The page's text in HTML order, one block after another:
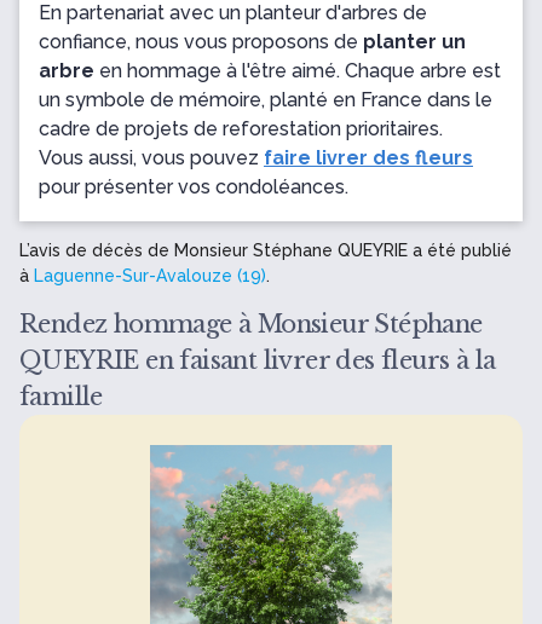
En partenariat avec un planteur d'arbres de
confiance, nous vous proposons de planter un
arbre en hommage à l'être aimé. Chaque arbre est
un symbole de mémoire, planté en France dans le
cadre de projets de reforestation prioritaires.
Vous aussi, vous pouvez faire livrer des fleurs
pour présenter vos condoléances.
L’avis de décès de Monsieur Stéphane QUEYRIE a été publié
à Laguenne-Sur-Avalouze (19).
Rendez hommage à Monsieur Stéphane
QUEYRIE en faisant livrer des fleurs à la
famille